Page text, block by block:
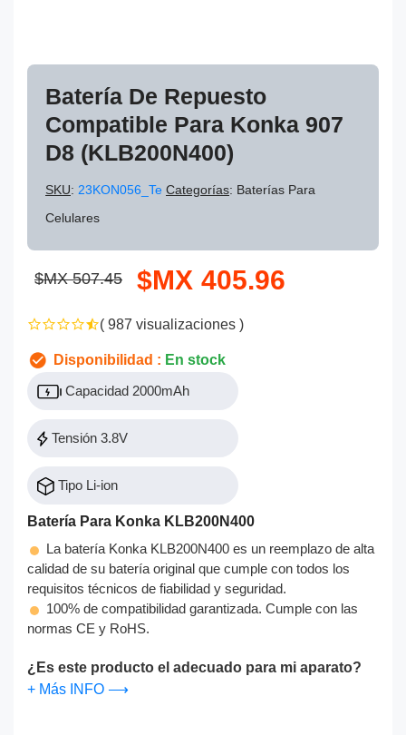
Batería De Repuesto
Compatible Para Konka 907
D8 (KLB200N400)
SKU: 23KON056_Te Categorías: Baterías Para
Celulares
$MX 507.45 $MX 405.96
( 987 visualizaciones )
Disponibilidad : En stock
Capacidad 2000mAh
Tensión 3.8V
Tipo Li-ion
Batería Para Konka KLB200N400
La batería Konka KLB200N400 es un reemplazo de alta
calidad de su batería original que cumple con todos los
requisitos técnicos de fiabilidad y seguridad.
100% de compatibilidad garantizada. Cumple con las
normas CE y RoHS.
¿Es este producto el adecuado para mi aparato?
+ Más INFO ⟶